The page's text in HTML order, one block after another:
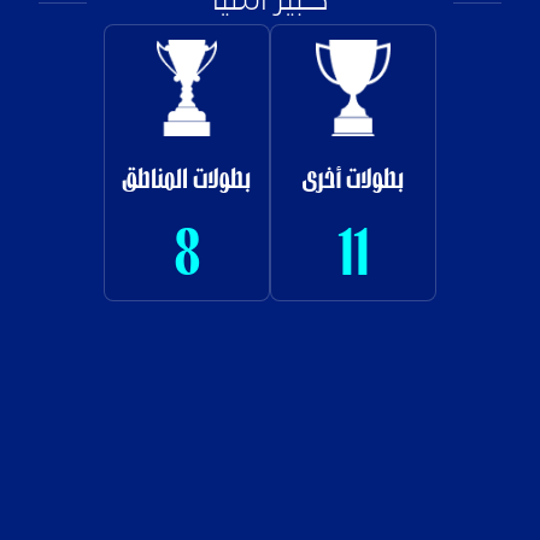
بطولات أخرى
11
بطولات المناطق
8